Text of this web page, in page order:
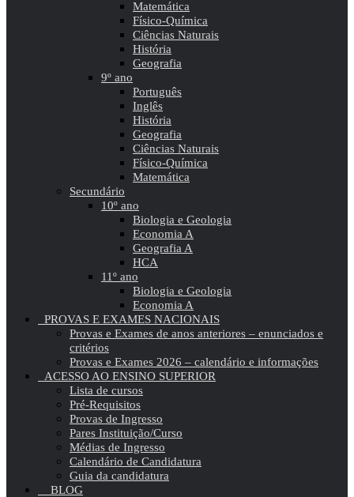
Matemática
Físico-Química
Ciências Naturais
História
Geografia
9º ano
Português
Inglês
História
Geografia
Ciências Naturais
Físico-Química
Matemática
Secundário
10º ano
Biologia e Geologia
Economia A
Geografia A
HCA
11º ano
Biologia e Geologia
Economia A
PROVAS E EXAMES NACIONAIS
Provas e Exames de anos anteriores – enunciados e
critérios
Provas e Exames 2026 – calendário e informações
ACESSO AO ENSINO SUPERIOR
Lista de cursos
Pré-Requisitos
Provas de Ingresso
Pares Instituição/Curso
Médias de Ingresso
Calendário de Candidatura
Guia da candidatura
BLOG